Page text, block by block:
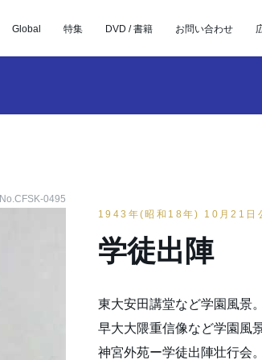
Global 特集 DVD / 書籍 お問い合わせ
No.CFSK-0495
1943年(昭和18年) 10月21日
学徒出陣
東大安田講堂など学園風景。
早大大隈重信像など学園風景
神宮外苑ー学徒出陣壮行会。